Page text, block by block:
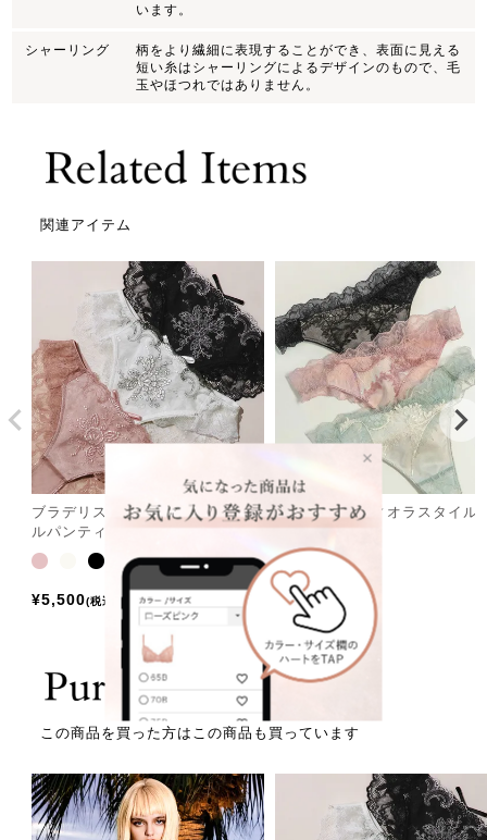
います。
シャーリング
柄をより繊細に表現することができ、表面に見える
短い糸はシャーリングによるデザインのもので、毛
玉やほつれではありません。
関連アイテム
ブラデリス ジャクリーンスタイ
ルパンティ26S1
¥5,500 税込
ブラデリス ヴィオラスタイル
ンガ26S1
¥5,280 税込
この商品を買った方はこの商品も買っています